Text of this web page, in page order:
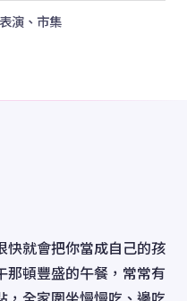
演、市集
快就會把你當成自己的孩
那頓豐盛的午餐，常常有